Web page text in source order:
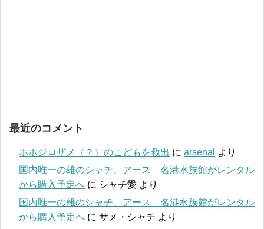
最近のコメント
ホホジロザメ（？）のこどもを救出 に arsenal より
国内唯一の雄のシャチ、アース 名港水族館がレンタル
から購入予定へ に シャチ愛 より
国内唯一の雄のシャチ、アース 名港水族館がレンタル
から購入予定へ に サメ・シャチ より